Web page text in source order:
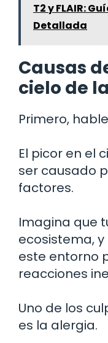
T2 y FLAIR:
Detallada
Causas
cielo de
Primero,
El picor en el
ser causado
factores.
Imagina que
ecosistema,
este entorno
reacciones
Uno de los
es la alergia.